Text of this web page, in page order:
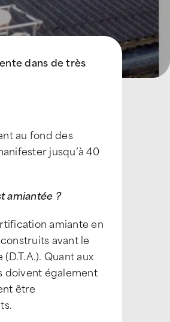
dans de très
au fond des
jusqu’à 40
amiantée ?
amiante en
avant le
Quant aux
doivent également
être